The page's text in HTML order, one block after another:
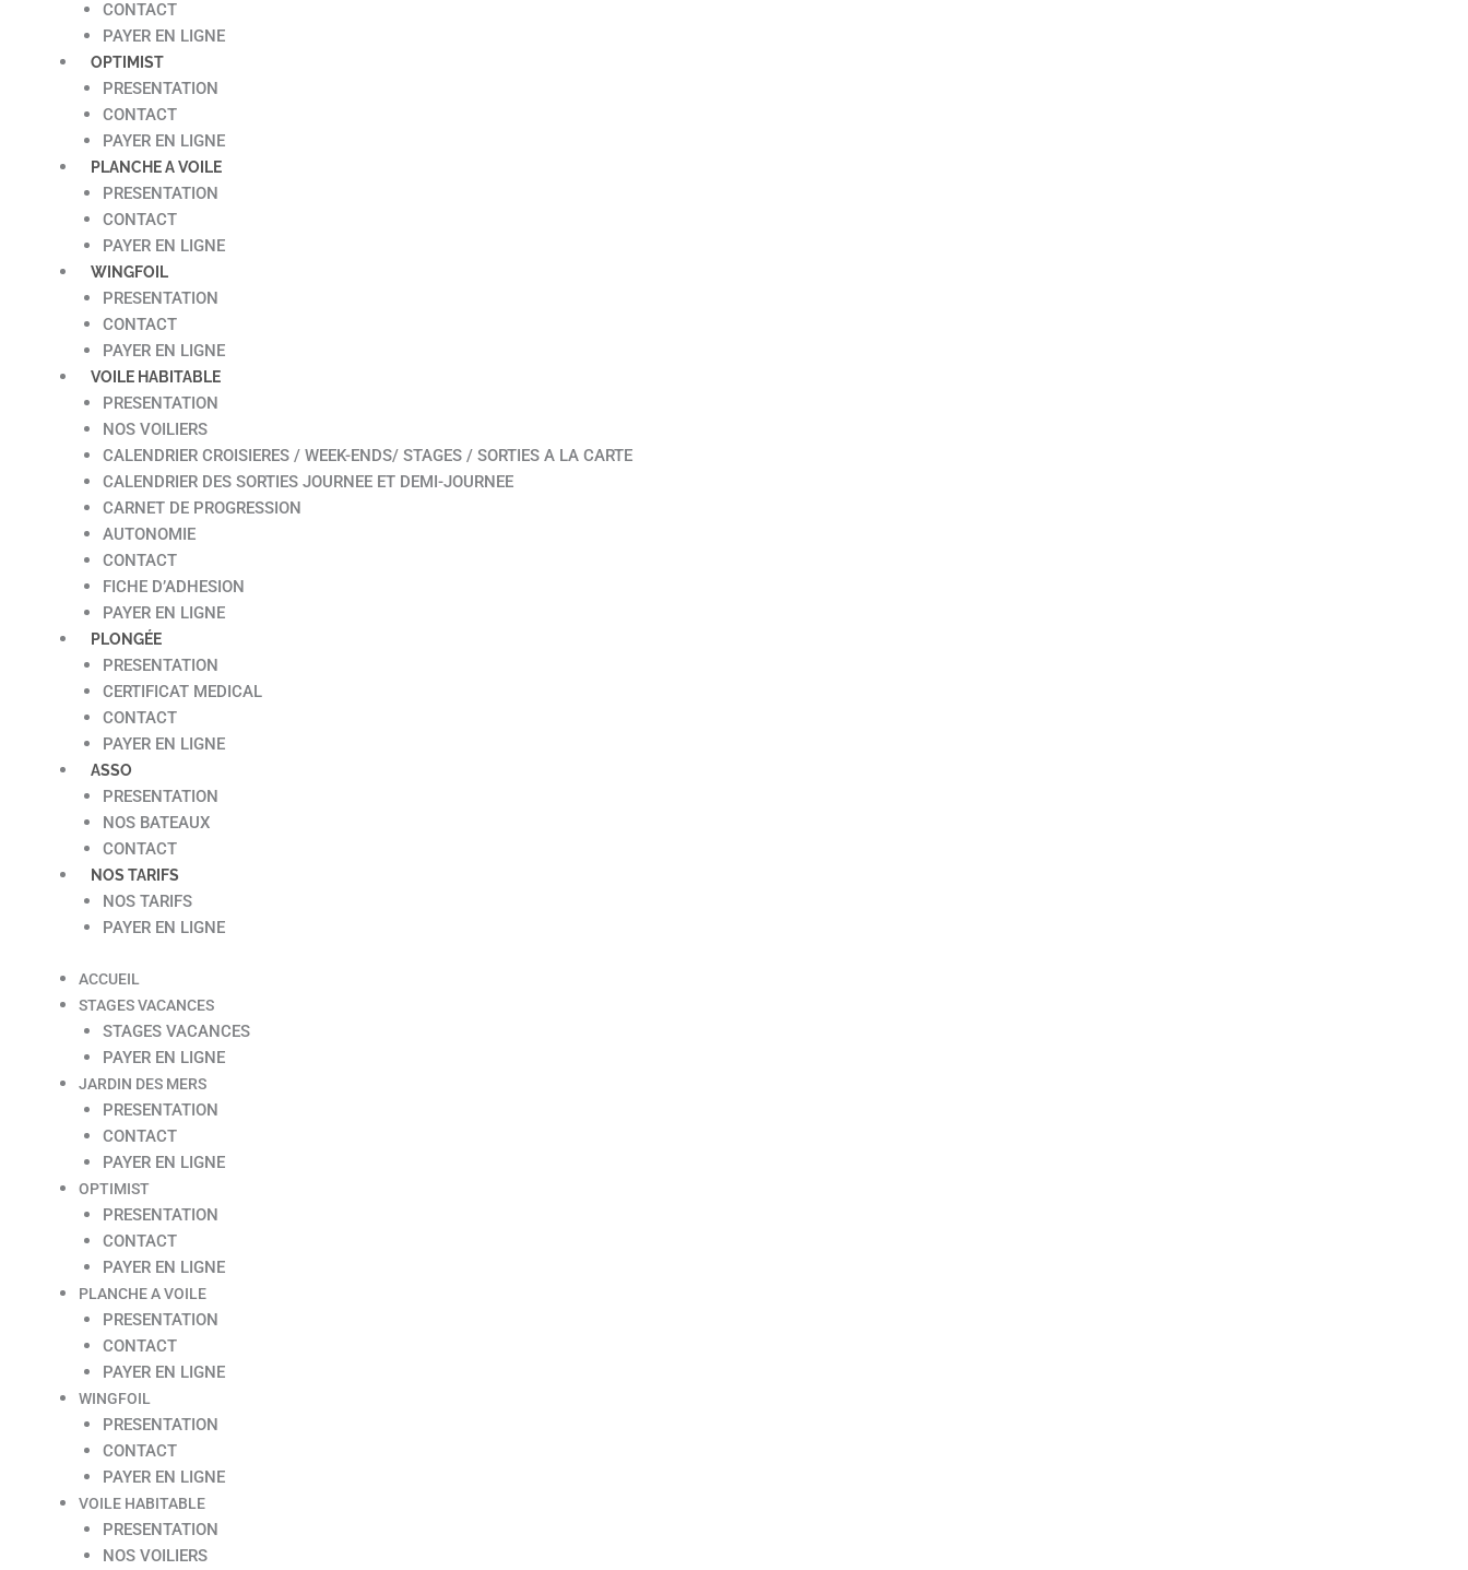
CONTACT
PAYER EN LIGNE
OPTIMIST
PRESENTATION
CONTACT
PAYER EN LIGNE
PLANCHE A VOILE
PRESENTATION
CONTACT
PAYER EN LIGNE
WINGFOIL
PRESENTATION
CONTACT
PAYER EN LIGNE
VOILE HABITABLE
PRESENTATION
NOS VOILIERS
CALENDRIER CROISIERES / WEEK-ENDS/ STAGES / SORTIES A LA CARTE
CALENDRIER DES SORTIES JOURNEE ET DEMI-JOURNEE
CARNET DE PROGRESSION
AUTONOMIE
CONTACT
FICHE D’ADHESION
PAYER EN LIGNE
PLONGÉE
PRESENTATION
CERTIFICAT MEDICAL
CONTACT
PAYER EN LIGNE
ASSO
PRESENTATION
NOS BATEAUX
CONTACT
NOS TARIFS
NOS TARIFS
PAYER EN LIGNE
ACCUEIL
STAGES VACANCES
STAGES VACANCES
PAYER EN LIGNE
JARDIN DES MERS
PRESENTATION
CONTACT
PAYER EN LIGNE
OPTIMIST
PRESENTATION
CONTACT
PAYER EN LIGNE
PLANCHE A VOILE
PRESENTATION
CONTACT
PAYER EN LIGNE
WINGFOIL
PRESENTATION
CONTACT
PAYER EN LIGNE
VOILE HABITABLE
PRESENTATION
NOS VOILIERS